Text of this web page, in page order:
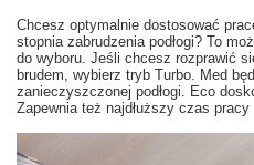
Chcesz optymalnie dostosować
stopnia zabrudzenia podłogi? To
do wyboru. Jeśli chcesz rozprawić
brudem, wybierz tryb Turbo. Med
zanieczyszczonej podłogi. Eco
Zapewnia też najdłuższy czas pracy